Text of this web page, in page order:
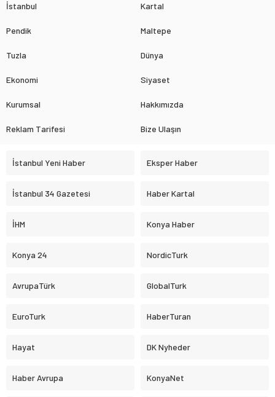
İstanbul Kartal
Pendik Maltepe
Tuzla Dünya
Ekonomi Siyaset
Kurumsal Hakkımızda
Reklam Tarifesi Bize Ulaşın
İstanbul Yeni Haber Eksper Haber
İstanbul 34 Gazetesi Haber Kartal
İHM Konya Haber
Konya 24 NordicTurk
AvrupaTürk GlobalTurk
EuroTurk HaberTuran
Hayat DK Nyheder
Haber Avrupa KonyaNet